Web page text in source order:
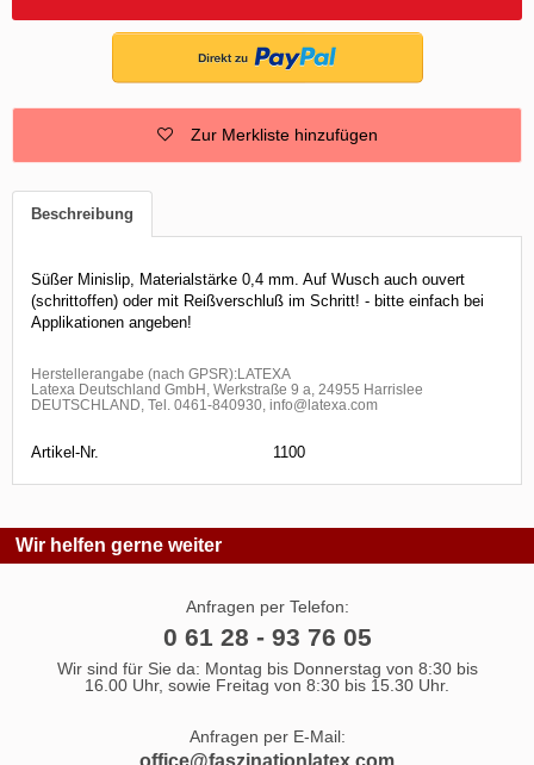
Zur Merkliste hinzufügen
Beschreibung
Süßer Minislip, Materialstärke 0,4 mm. Auf Wusch auch ouvert
(schrittoffen) oder mit Reißverschluß im Schritt! - bitte einfach bei
Applikationen angeben!
Herstellerangabe (nach GPSR):LATEXA
Latexa Deutschland GmbH, Werkstraße 9 a, 24955 Harrislee
DEUTSCHLAND, Tel. 0461-840930, info@latexa.com
Artikel-Nr. 1100
Wir helfen gerne weiter
Anfragen per Telefon:
0 61 28 - 93 76 05
Wir sind für Sie da: Montag bis Donnerstag von 8:30 bis
16.00 Uhr, sowie Freitag von 8:30 bis 15.30 Uhr.
Anfragen per E-Mail:
office@faszinationlatex.com